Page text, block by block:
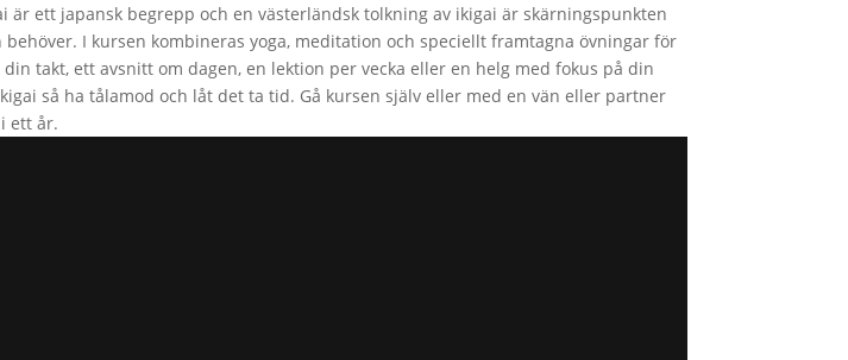
ett japansk begrepp och en västerländsk tolkning av ikigai är skärningspunkten
I kursen kombineras yoga, meditation och speciellt framtagna övningar för
takt, ett avsnitt om dagen, en lektion per vecka eller en helg med fokus på din
så ha tålamod och låt det ta tid. Gå kursen själv eller med en vän eller partner
ett år.